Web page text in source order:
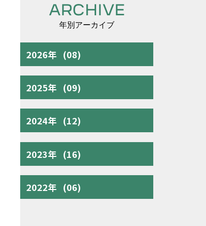
ARCHIVE
年別アーカイブ
2026年 (08)
2025年 (09)
2024年 (12)
2023年 (16)
2022年 (06)